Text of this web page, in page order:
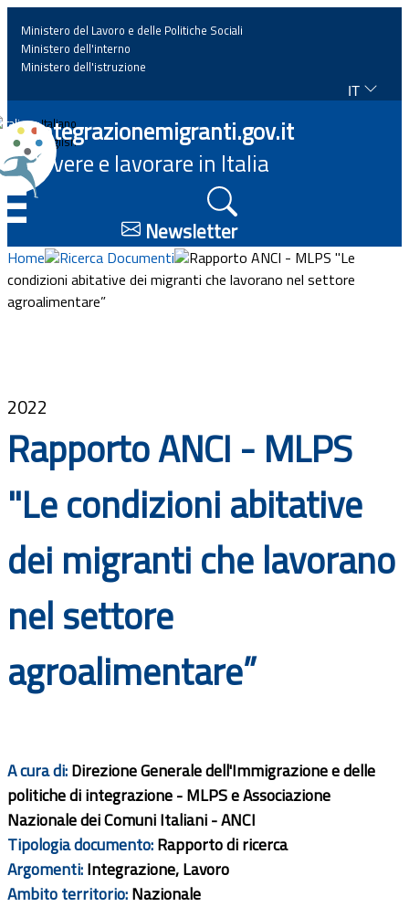
Home
News
Approfondimenti
Eventi
Documenti
Bandi
Ministero del Lavoro e delle Politiche Sociali
Ministero dell'interno
Ministero dell'istruzione
IT
Italiano
English
Integrazionemigranti.gov.it
Vivere e lavorare in Italia
Newsletter
Home Ricerca Documenti
Rapporto ANCI - MLPS "Le
condizioni abitative dei migranti che lavorano nel settore
agroalimentare”
2022
Rapporto ANCI - MLPS
"Le condizioni abitative
dei migranti che lavorano
nel settore
agroalimentare”
A cura di:Direzione Generale dell'Immigrazione e delle
politiche di integrazione - MLPS e Associazione
Nazionale dei Comuni Italiani - ANCI
Tipologia documento:Rapporto di ricerca
Argomenti:Integrazione, Lavoro
Ambito territorio:Nazionale